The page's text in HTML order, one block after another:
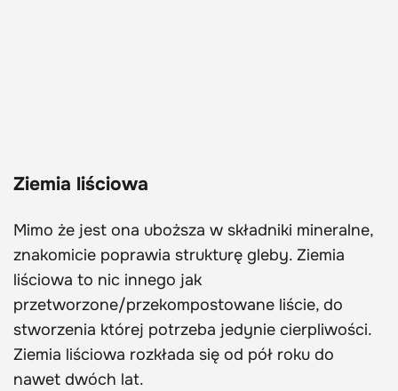
Ziemia liściowa
Mimo że jest ona uboższa w składniki mineralne,
znakomicie poprawia strukturę gleby. Ziemia
liściowa to nic innego jak
przetworzone/przekompostowane liście, do
stworzenia której potrzeba jedynie cierpliwości.
Ziemia liściowa rozkłada się od pół roku do
nawet dwóch lat.